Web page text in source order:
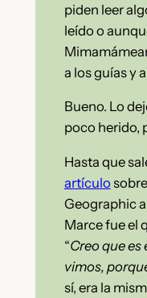
piden leer
leído o
a los guías y
Bueno. Lo
poco herido,
Hasta que
artículo
Geographic
Marce fue el
“Creo que
vimos,
sí, era la